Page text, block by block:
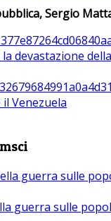
Sergio
devastazione
Venezuela
guerra sulle
guerra sulle